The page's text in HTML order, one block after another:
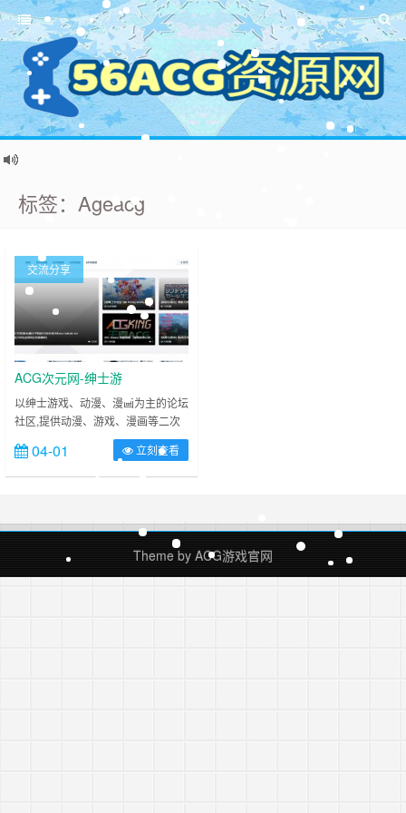
标签：Ageacg
交流分享
ACG次元网-绅士游
戏,GalGame游
戏,Ageacg,ACG游戏,二次元,游
戏,动漫,漫画,美图,资源分享 -
以绅士游戏、动漫、漫画为主的论坛
社区,提供动漫、游戏、漫画等二次
04-01 立刻查看
Theme by ACG游戏官网